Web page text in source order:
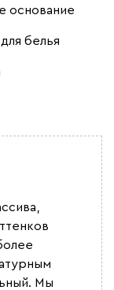
2422
основание
белья
Мы